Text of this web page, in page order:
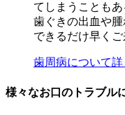
てしまうこともあ
歯ぐきの出血や腫
できるだけ早くご
歯周病について
様々なお口のトラブル